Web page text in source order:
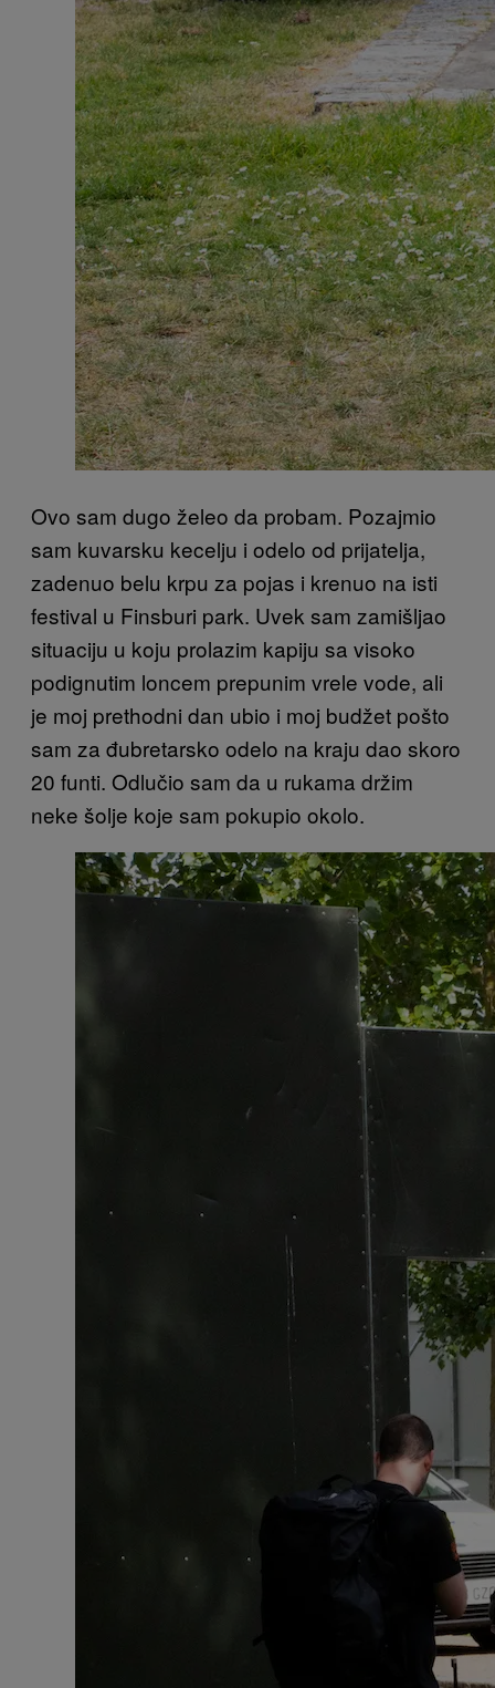
Ovo sam dugo želeo da probam. Pozajmio
sam kuvarsku kecelju i odelo od prijatelja,
zadenuo belu krpu za pojas i krenuo na isti
festival u Finsburi park. Uvek sam zamišljao
situaciju u koju prolazim kapiju sa visoko
podignutim loncem prepunim vrele vode, ali
je moj prethodni dan ubio i moj budžet pošto
sam za đubretarsko odelo na kraju dao skoro
20 funti. Odlučio sam da u rukama držim
neke šolje koje sam pokupio okolo.